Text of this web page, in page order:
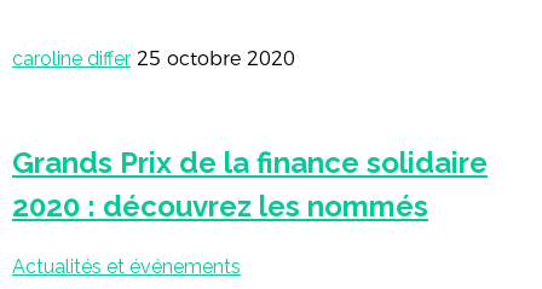
caroline differ 25 octobre 2020
Grands Prix de la finance solidaire
2020 : découvrez les nommés
Actualités et événements